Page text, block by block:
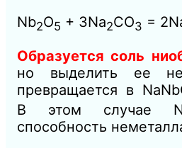
Nb2O5 + 3Na2CО3 =
Образуется соль
но выделить ее
превращается в
В этом случае
способность